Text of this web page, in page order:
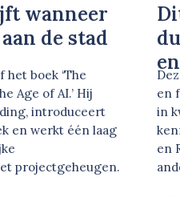
wanneer
de stad
het boek ‘The
Age of AI.’ Hij
introduceert
en werkt één laag
projectgeheugen.
en
in
en